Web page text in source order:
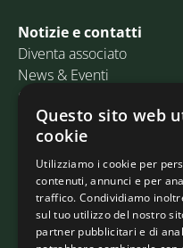
Notizie e contatti
Diventa associato
News & Eventi
Contatti
Email:info@assosped.it
PEC:
Indirizzo: Via delle
30175 Marghera (VE)
Questo sito web
cookie
Utilizziamo i cookie per
contenuti, annunci e per
traffico. Condividiamo
sul tuo utilizzo del nostro
partner pubblicitari e di